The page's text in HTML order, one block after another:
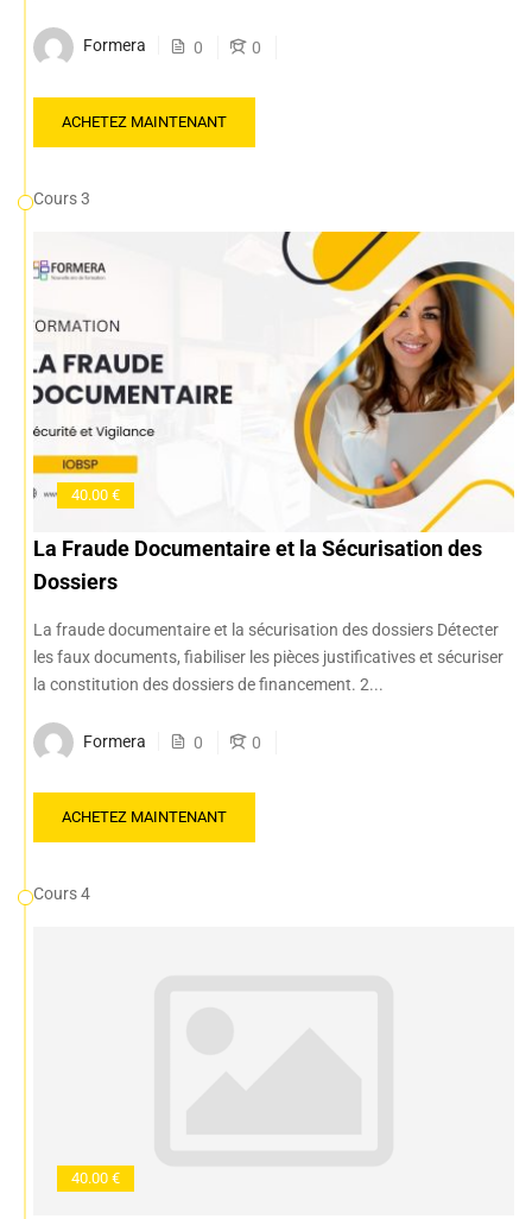
Formera 0 0
ACHETEZ MAINTENANT
Cours 3
40.00 €
La Fraude Documentaire et la Sécurisation des
Dossiers
La fraude documentaire et la sécurisation des dossiers Détecter
les faux documents, fiabiliser les pièces justificatives et sécuriser
la constitution des dossiers de financement. 2...
Formera 0 0
ACHETEZ MAINTENANT
Cours 4
40.00 €